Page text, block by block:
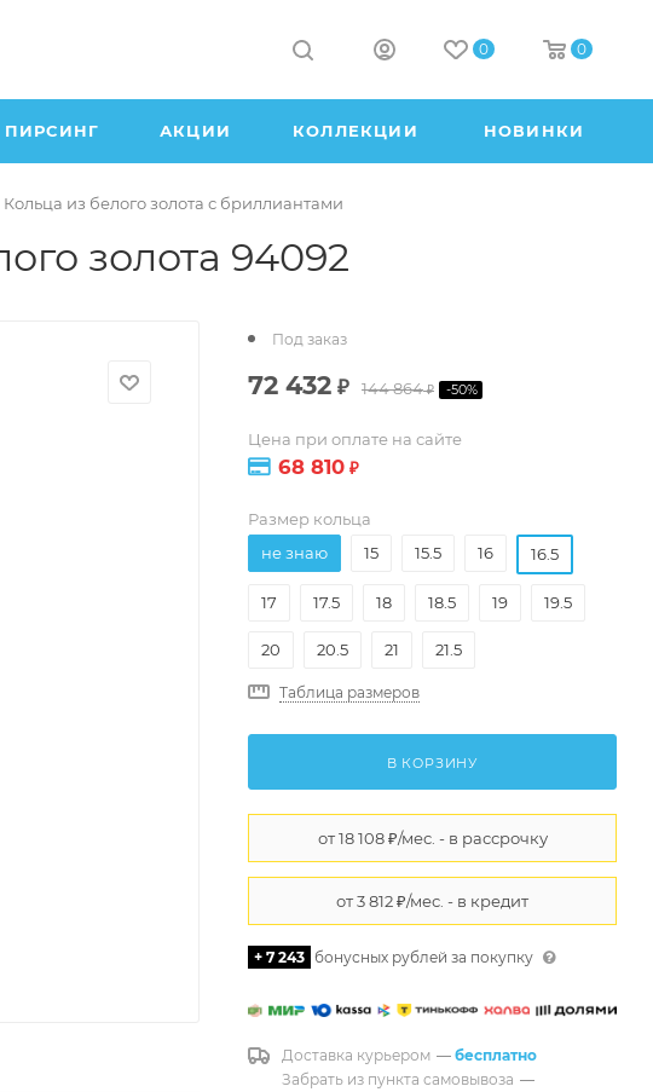
0 0
ПИРСИНГ АКЦИИ КОЛЛЕКЦИИ НОВИНКИ
Кольца из белого золота с бриллиантами
золота 94092
Под заказ
72 432 ₽ 144 864₽ -50%
Цена при оплате на сайте
68 810 ₽
Размер кольца
не знаю
15 15.5 16 16.5
17 17.5 18 18.5 19 19.5
20 20.5 21 21.5
Таблица размеров
В КОРЗИНУ
+ 7 243 бонусных рублей за покупку
Доставка курьером — бесплатно
Забрать из пункта самовывоза —